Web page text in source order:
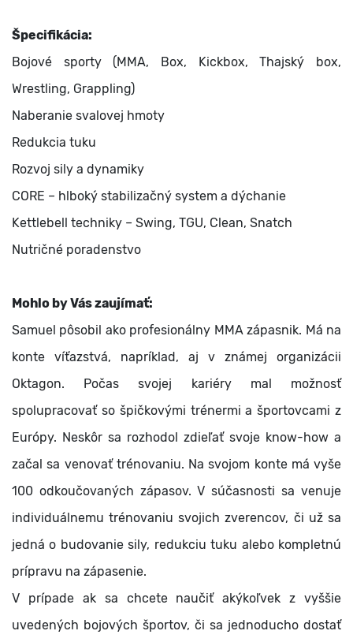
Špecifikácia:
Bojové sporty (MMA, Box, Kickbox, Thajský box,
Wrestling, Grappling)
Naberanie svalovej hmoty
Redukcia tuku
Rozvoj sily a dynamiky
CORE – hlboký stabilizačný system a dýchanie
Kettlebell techniky – Swing, TGU, Clean, Snatch
Nutričné poradenstvo
Mohlo by Vás zaujímať:
Samuel pôsobil ako profesionálny MMA zápasnik. Má na
konte víťazstvá, napríklad, aj v známej organizácii
Oktagon. Počas svojej kariéry mal možnosť
spolupracovať so špičkovými trénermi a športovcami z
Európy. Neskôr sa rozhodol zdieľať svoje know-how a
začal sa venovať trénovaniu. Na svojom konte má vyše
100 odkoučovaných zápasov. V súčasnosti sa venuje
individuálnemu trénovaniu svojich zverencov, či už sa
jedná o budovanie sily, redukciu tuku alebo kompletnú
prípravu na zápasenie.
V prípade ak sa chcete naučiť akýkoľvek z vyššie
uvedených bojových športov, či sa jednoducho dostať